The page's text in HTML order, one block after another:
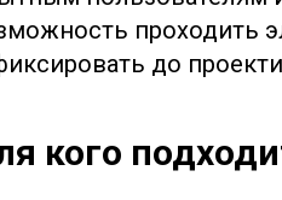
проходить
до
кого